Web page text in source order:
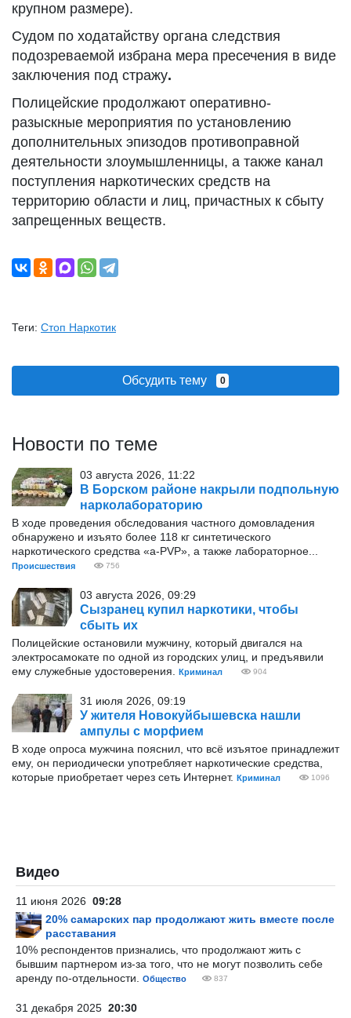
крупном размере).
Судом по ходатайству органа следствия
подозреваемой избрана мера пресечения в виде
заключения под стражу.
Полицейские продолжают оперативно-
разыскные мероприятия по установлению
дополнительных эпизодов противоправной
деятельности злоумышленницы, а также канал
поступления наркотических средств на
территорию области и лиц, причастных к сбыту
запрещенных веществ.
Теги: Стоп Наркотик
Обсудить тему 0
Новости по теме
03 августа 2026, 11:22
В Борском районе накрыли подпольную
нарколабораторию
В ходе проведения обследования частного домовладения
обнаружено и изъято более 118 кг синтетического
наркотического средства «а-PVP», а также лабораторное...
Происшествия 756
03 августа 2026, 09:29
Сызранец купил наркотики, чтобы
сбыть их
Полицейские остановили мужчину, который двигался на
электросамокате по одной из городских улиц, и предъявили
ему служебные удостоверения.
Криминал 904
31 июля 2026, 09:19
У жителя Новокуйбышевска нашли
ампулы с морфием
В ходе опроса мужчина пояснил, что всё изъятое принадлежит
ему, он периодически употребляет наркотические средства,
которые приобретает через сеть Интернет. Криминал 1096
Видео
11 июня 2026 09:28
20% самарских пар продолжают жить вместе после
расставания
10% респондентов признались, что продолжают жить с
бывшим партнером из-за того, что не могут позволить себе
аренду по-отдельности.
Общество 837
31 декабря 2025 20:30